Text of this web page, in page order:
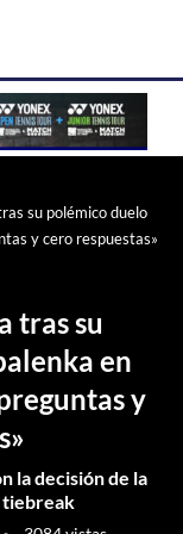
su polémico duelo
y cero respuestas»
tras su
en
y
la decisión de la
tiebreak